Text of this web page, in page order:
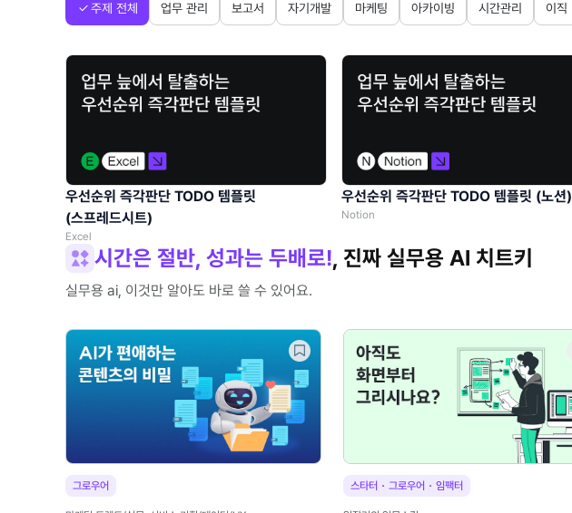
주제 전체 업무 관리 보고서 자기개발 마케팅 아카이빙 시간관리 이직
우선순위 즉각판단 TODO 템플릿
(스프레드시트)
Excel
우선순위 즉각판단 TODO 템플릿 (노션)
Notion
시간은 절반, 성과는 두배로!, 진짜 실무용 AI 치트키
실무용 ai, 이것만 알아도 바로 쓸 수 있어요.
그로우어 스타터 · 그로우어 · 임팩터